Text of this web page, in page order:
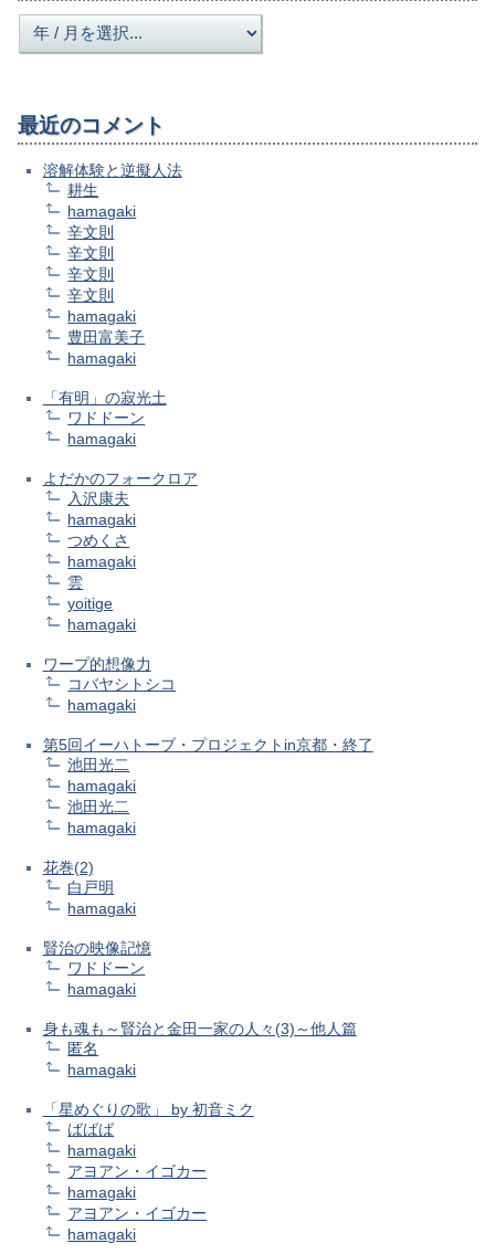
最近のコメント
溶解体験と逆擬人法
耕生
hamagaki
辛文則
辛文則
辛文則
辛文則
hamagaki
豊田富美子
hamagaki
「有明」の寂光土
ワドドーン
hamagaki
よだかのフォークロア
入沢康夫
hamagaki
つめくさ
hamagaki
雲
yoitige
hamagaki
ワープ的想像力
コバヤシトシコ
hamagaki
第5回イーハトーブ・プロジェクトin京都・終了
池田光二
hamagaki
池田光二
hamagaki
花巻(2)
白戸明
hamagaki
賢治の映像記憶
ワドドーン
hamagaki
身も魂も～賢治と金田一家の人々(3)～他人篇
匿名
hamagaki
「星めぐりの歌」 by 初音ミク
ばばば
hamagaki
アヨアン・イゴカー
hamagaki
アヨアン・イゴカー
hamagaki